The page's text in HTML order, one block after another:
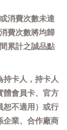
消費次數未達
費次數將均歸
累計之誠品點
持卡人，持卡人
體會員卡、官方
恕不適用）或行
企業、合作廠商